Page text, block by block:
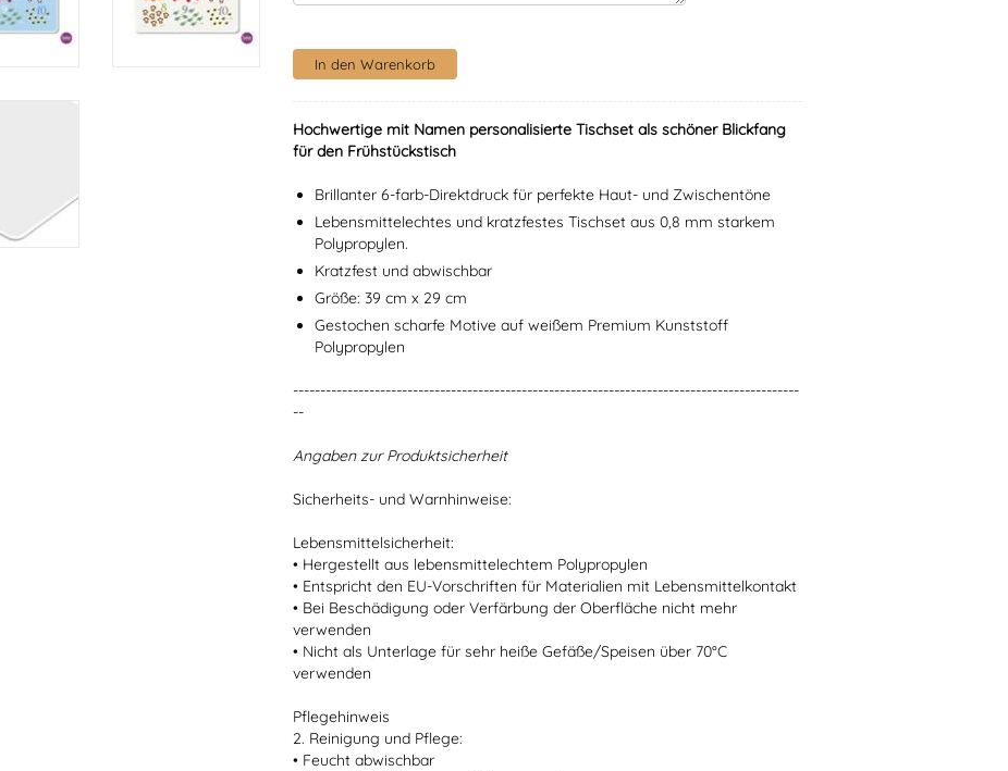
Hochwertige mit Namen personalisierte Tischset als schöner Blickfang
für den Frühstückstisch
Brillanter 6-farb-Direktdruck für perfekte Haut- und Zwischentöne
Lebensmittelechtes und kratzfestes Tischset aus 0,8 mm starkem
Polypropylen.
Kratzfest und abwischbar
Größe: 39 cm x 29 cm
Gestochen scharfe Motive auf weißem Premium Kunststoff
Polypropylen
---------------------------------------------------------------------------------------------
--
Angaben zur Produktsicherheit
Sicherheits- und Warnhinweise:
Lebensmittelsicherheit:
• Hergestellt aus lebensmittelechtem Polypropylen
• Entspricht den EU-Vorschriften für Materialien mit Lebensmittelkontakt
• Bei Beschädigung oder Verfärbung der Oberfläche nicht mehr
verwenden
• Nicht als Unterlage für sehr heiße Gefäße/Speisen über 70°C
verwenden
Pflegehinweis
2. Reinigung und Pflege:
• Feucht abwischbar